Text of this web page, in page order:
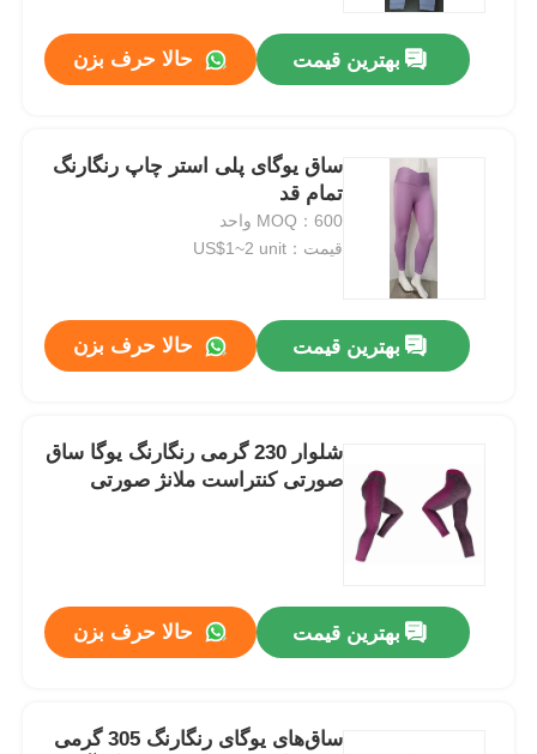
بهترین قیمت حالا حرف بزن
ساق یوگای پلی استر چاپ رنگارنگ
تمام قد
MOQ：600 واحد
قیمت：US$1~2 unit
بهترین قیمت حالا حرف بزن
شلوار 230 گرمی رنگارنگ یوگا ساق
صورتی کنتراست ملانژ صورتی
بهترین قیمت حالا حرف بزن
ساق‌های یوگای رنگارنگ 305 گرمی